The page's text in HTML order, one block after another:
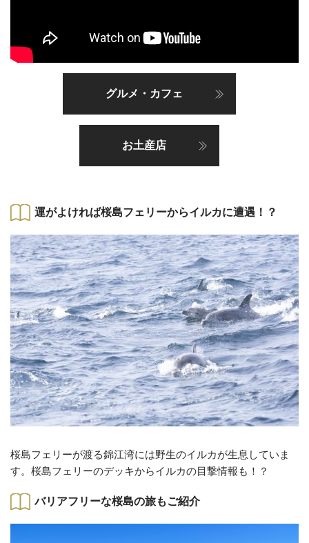
グルメ・カフェ
お土産店
運がよければ桜島フェリーからイルカに遭遇！？
桜島フェリーが渡る錦江湾には野生のイルカが生息していま
す。桜島フェリーのデッキからイルカの目撃情報も！？
バリアフリーな桜島の旅もご紹介